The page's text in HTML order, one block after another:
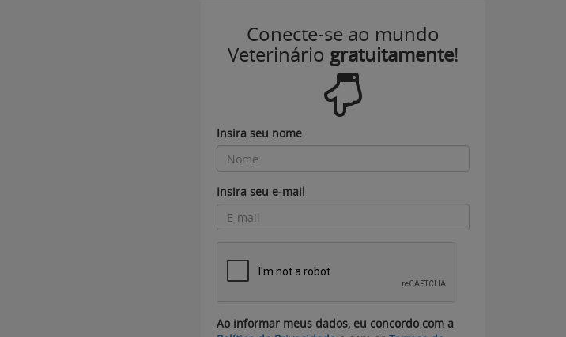
Conecte-se ao mundo
Veterinário gratuitamente!
Insira seu nome
Insira seu e-mail
Ao informar meus dados, eu concordo com a